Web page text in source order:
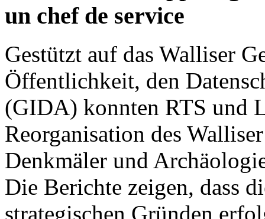
un chef de service
Gestützt auf das Walliser
Öffentlichkeit, den
(GIDA) konnten RTS und
Reorganisation des
Denkmäler und
Die Berichte zeigen, dass
strategischen Gründen